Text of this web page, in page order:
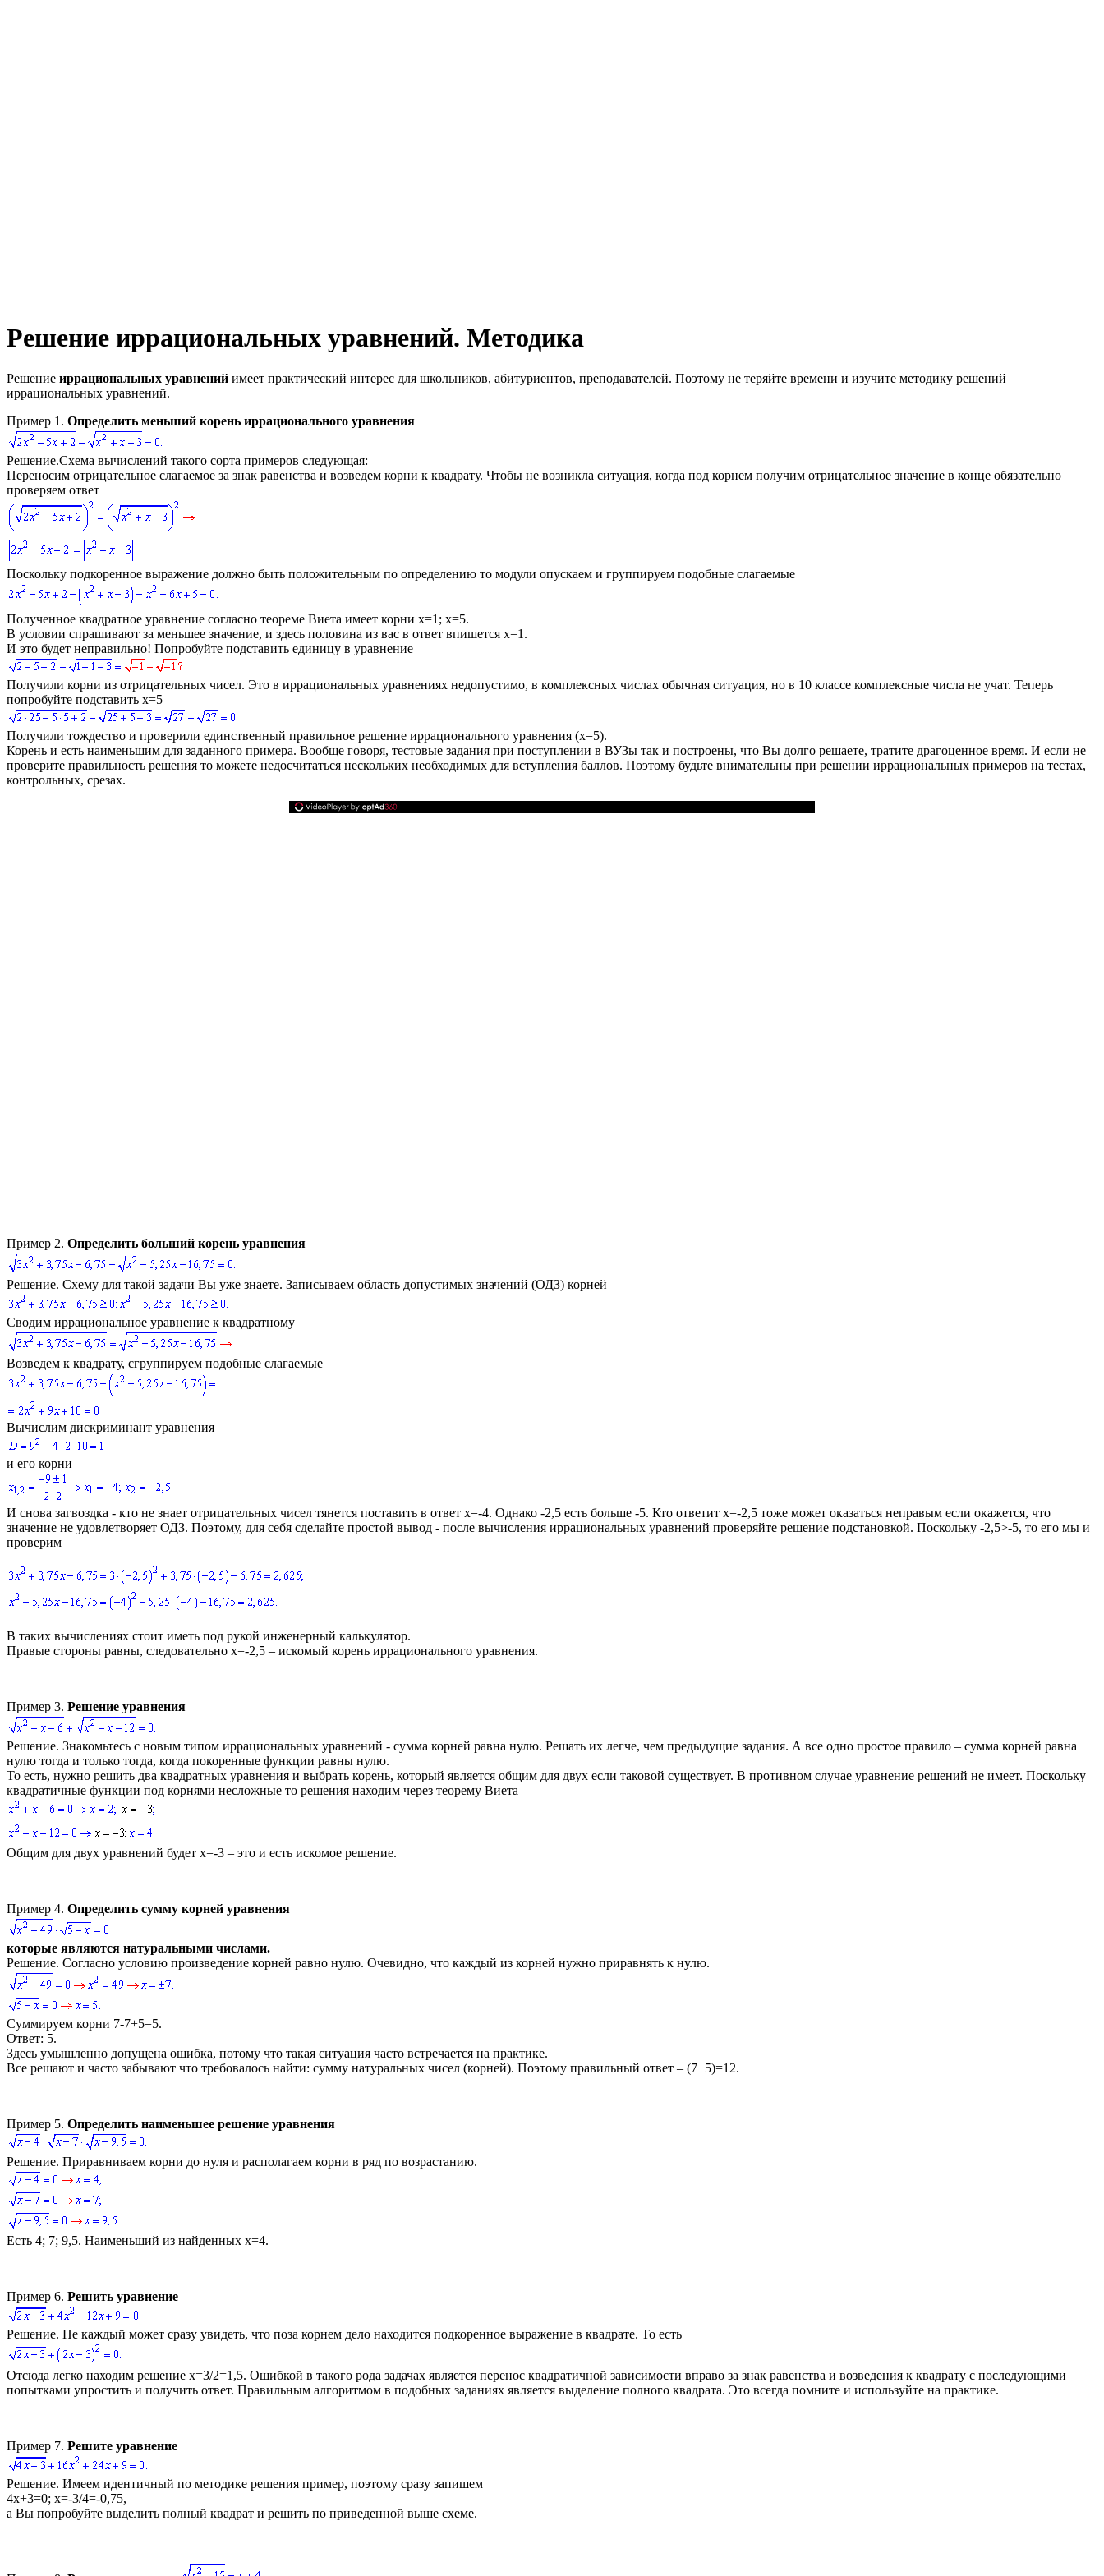
Решение иррациональных уравнений. Методика
Решение иррациональных уравнений имеет практический интерес для школьников, абитуриентов, преподавателей. Поэтому не теряйте времени и изучите методику решений
иррациональных уравнений.
Пример 1. Определить меньший корень иррационального уравнения
Решение.Схема вычислений такого сорта примеров следующая:
Переносим отрицательное слагаемое за знак равенства и возведем корни к квадрату. Чтобы не возникла ситуация, когда под корнем получим отрицательное значение в конце обязательно
проверяем ответ
Поскольку подкоренное выражение должно быть положительным по определению то модули опускаем и группируем подобные слагаемые
Полученное квадратное уравнение согласно теореме Виета имеет корни x=1; x=5.
В условии спрашивают за меньшее значение, и здесь половина из вас в ответ впишется x=1 .
И это будет неправильно! Попробуйте подставить единицу в уравнение
Получили корни из отрицательных чисел. Это в иррациональных уравнениях недопустимо, в комплексных числах обычная ситуация, но в 10 классе комплексные числа не учат. Теперь
попробуйте подставить x=5
Получили тождество и проверили единственный правильное решение иррационального уравнения (x=5).
Корень и есть наименьшим для заданного примера. Вообще говоря, тестовые задания при поступлении в ВУЗы так и построены, что Вы долго решаете, тратите драгоценное время. И если не
проверите правильность решения то можете недосчитаться нескольких необходимых для вступления баллов. Поэтому будьте внимательны при решении иррациональных примеров на тестах,
контрольных, срезах.
Пример 2. Определить больший корень уравнения
Решение. Схему для такой задачи Вы уже знаете. Записываем область допустимых значений (ОДЗ) корней
Сводим иррациональное уравнение к квадратному
Возведем к квадрату, сгруппируем подобные слагаемые
Вычислим дискриминант уравнения
и его корни
И снова загвоздка - кто не знает отрицательных чисел тянется поставить в ответ x=-4. Однако -2,5 есть больше -5. Кто ответит x=-2,5 тоже может оказаться неправым если окажется, что
значение не удовлетворяет ОДЗ. Поэтому, для себя сделайте простой вывод - после вычисления иррациональных уравнений проверяйте решение подстановкой. Поскольку -2,5>-5, то его мы и
проверим
В таких вычислениях стоит иметь под рукой инженерный калькулятор.
Правые стороны равны, следовательно x=-2,5 – искомый корень иррационального уравнения.
Пример 3. Решение уравнения
Решение. Знакомьтесь с новым типом иррациональных уравнений - сумма корней равна нулю. Решать их легче, чем предыдущие задания. А все одно простое правило – сумма корней равна
нулю тогда и только тогда, когда покоренные функции равны нулю.
То есть, нужно решить два квадратных уравнения и выбрать корень, который является общим для двух если таковой существует. В противном случае уравнение решений не имеет. Поскольку
квадратичные функции под корнями несложные то решения находим через теорему Виета
Общим для двух уравнений будет x=-3 – это и есть искомое решение.
Пример 4. Определить сумму корней уравнения
которые являются натуральными числами.
Решение. Согласно условию произведение корней равно нулю. Очевидно, что каждый из корней нужно приравнять к нулю.
Суммируем корни 7-7+5=5.
Ответ: 5.
Здесь умышленно допущена ошибка, потому что такая ситуация часто встречается на практике.
Все решают и часто забывают что требовалось найти: сумму натуральных чисел (корней). Поэтому правильный ответ – (7+5)=12.
Пример 5. Определить наименьшее решение уравнения
Решение. Приравниваем корни до нуля и располагаем корни в ряд по возрастанию.
Есть 4; 7; 9,5. Наименьший из найденных x=4.
Пример 6. Решить уравнение
Решение. Не каждый может сразу увидеть, что поза корнем дело находится подкоренное выражение в квадрате. То есть
Отсюда легко находим решение x=3/2=1,5. Ошибкой в такого рода задачах является перенос квадратичной зависимости вправо за знак равенства и возведения к квадрату с последующими
попытками упростить и получить ответ. Правильным алгоритмом в подобных заданиях является выделение полного квадрата. Это всегда помните и используйте на практике.
Пример 7. Решите уравнение
Решение. Имеем идентичный по методике решения пример, поэтому сразу запишем
4x+3=0; x=-3/4=-0,75,
а Вы попробуйте выделить полный квадрат и решить по приведенной выше схеме.